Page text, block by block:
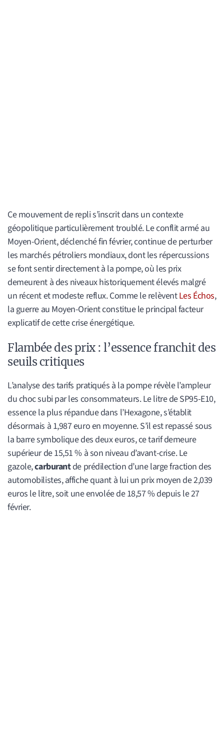
Ce mouvement de repli s’inscrit dans un contexte
géopolitique particulièrement troublé. Le conflit armé au
Moyen-Orient, déclenché fin février, continue de perturber
les marchés pétroliers mondiaux, dont les répercussions
se font sentir directement à la pompe, où les prix
demeurent à des niveaux historiquement élevés malgré
un récent et modeste reflux. Comme le relèventLes Échos,
la guerre au Moyen-Orient constitue le principal facteur
explicatif de cette crise énergétique.
Flambée des prix : l’essence franchit des
seuils critiques
L’analyse des tarifs pratiqués à la pompe révèle l’ampleur
du choc subi par les consommateurs. Le litre de SP95-E10,
essence la plus répandue dans l’Hexagone, s’établit
désormais à 1,987 euro en moyenne. S’il est repassé sous
la barre symbolique des deux euros, ce tarif demeure
supérieur de 15,51 % à son niveau d’avant-crise. Le
gazole,carburantde prédilection d’une large fraction des
automobilistes, affiche quant à lui un prix moyen de 2,039
euros le litre, soit une envolée de 18,57 % depuis le 27
février.